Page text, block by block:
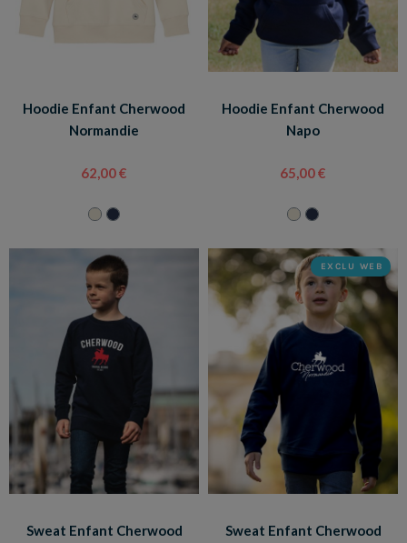
Hoodie Enfant Cherwood
Normandie
62,00 €
Hoodie Enfant Cherwood
Napo
65,00 €
Sweat Enfant Cherwood
EXCLU WEB
Sweat Enfant Cherwood